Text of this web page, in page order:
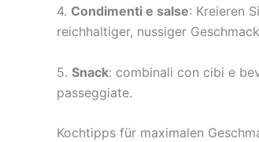
4. Condimenti e salse: Kreieren
reichhaltiger, nussiger
5. Snack: combinali con cibi e
passeggiate.
Kochtipps für maximalen